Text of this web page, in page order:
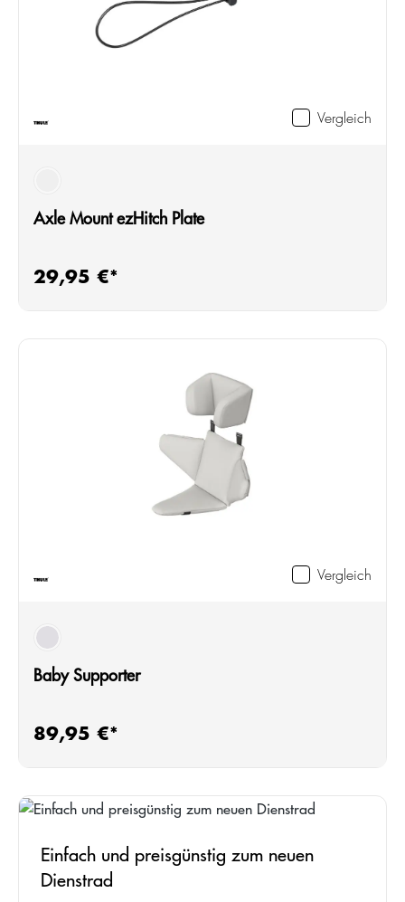
Vergleich
Axle Mount ezHitch Plate
Regulärer Preis:
29,95 €*
Vergleich
grau
Baby Supporter
Regulärer Preis:
89,95 €*
Einfach und preisgünstig zum neuen
Dienstrad